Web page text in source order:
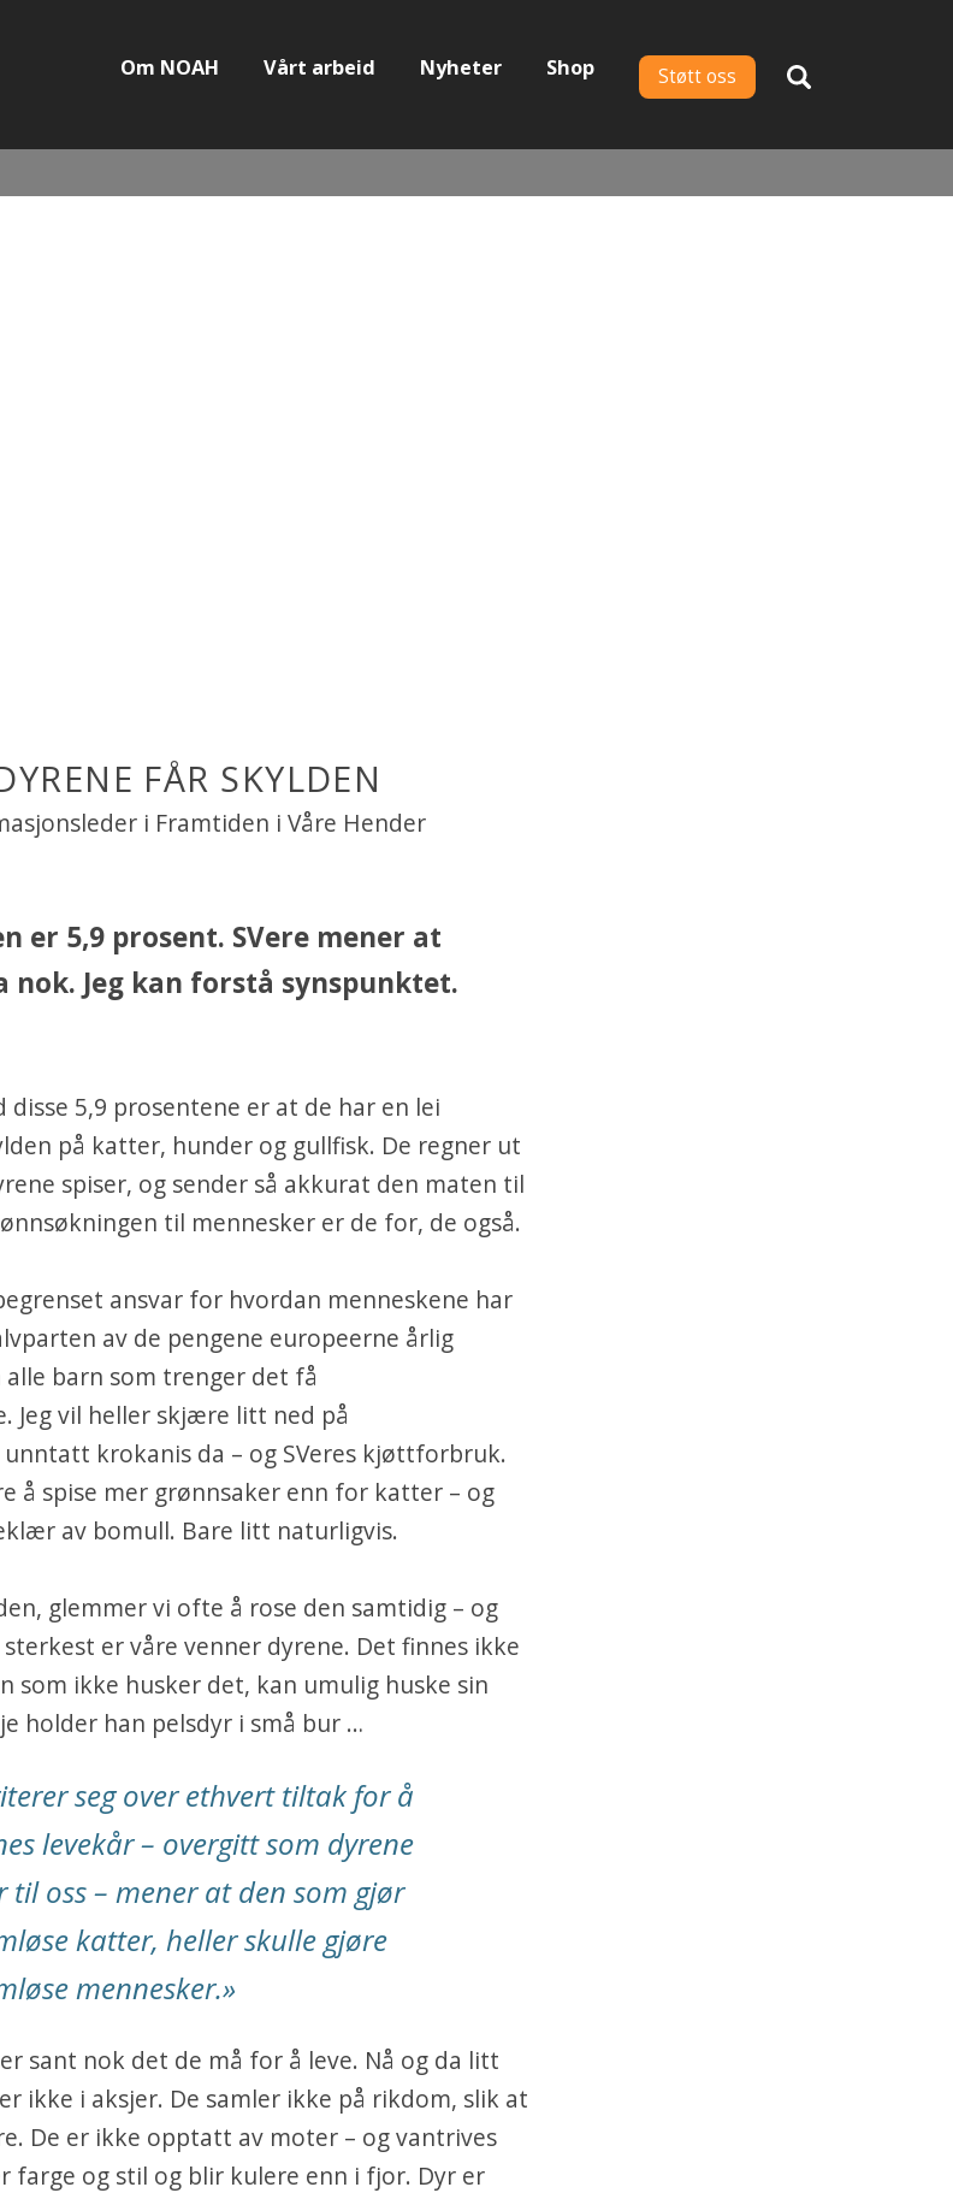
Støtt oss
Om NOAH Vårt arbeid Nyheter Shop
FÅR SKYLDEN
i Framtiden i Våre Hender
er 5,9 prosent. SVere mener at
nok. Jeg kan forstå synspunktet.
disse 5,9 prosentene er at de har en lei
på katter, hunder og gullfisk. De regner ut
spiser, og sender så akkurat den maten til
til mennesker er de for, de også.
ansvar for hvordan menneskene har
av de pengene europeerne årlig
barn som trenger det få
Jeg vil heller skjære litt ned på
krokanis da – og SVeres kjøttforbruk.
å spise mer grønnsaker enn for katter – og
av bomull. Bare litt naturligvis.
glemmer vi ofte å rose den samtidig – og
er våre venner dyrene. Det finnes ikke
som ikke husker det, kan umulig huske sin
holder han pelsdyr i små bur …
seg over ethvert tiltak for å
levekår – overgitt som dyrene
til oss – mener at den som gjør
katter, heller skulle gjøre
mennesker.»
sant nok det de må for å leve. Nå og da litt
ikke i aksjer. De samler ikke på rikdom, slik at
De er ikke opptatt av moter – og vantrives
farge og stil og blir kulere enn i fjor. Dyr er